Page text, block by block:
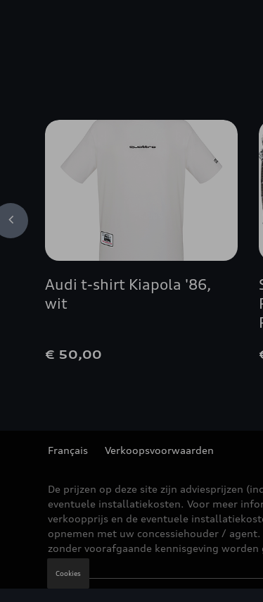
Audi t-shirt Kiapola '86,
wit
€ 50,00
Français Verkoopsvoorwaarden
De prijzen op deze site zijn adviesprijzen
eventuele installatiekosten. Voor meer
verkoopprijs en de eventuele
opnemen met uw concessiehouder / agent.
zonder voorafgaande kennisgeving worden
Cookies